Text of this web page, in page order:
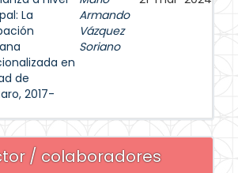
La
en
de
2017-
Armando
Vázquez
Soriano
/ colaboradores